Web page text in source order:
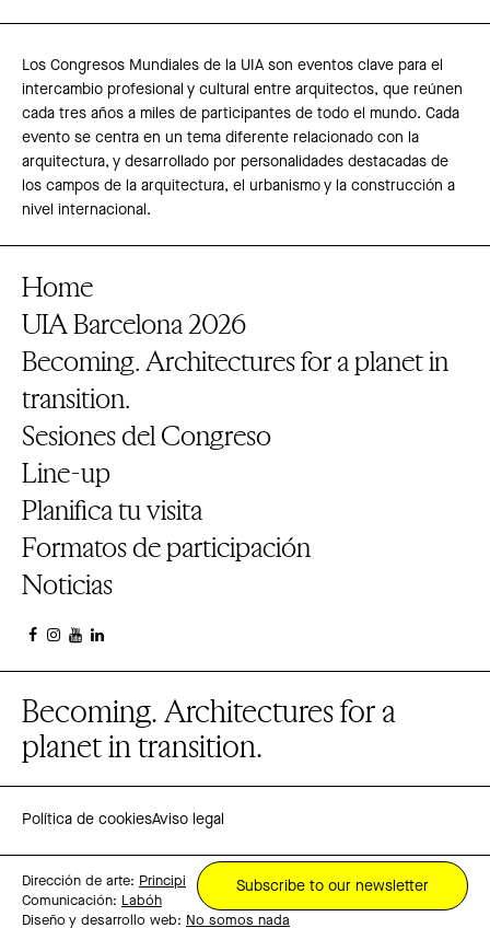
Los Congresos Mundiales de la UIA son eventos clave para el
intercambio profesional y cultural entre arquitectos, que reúnen
cada tres años a miles de participantes de todo el mundo. Cada
evento se centra en un tema diferente relacionado con la
arquitectura, y desarrollado por personalidades destacadas de
los campos de la arquitectura, el urbanismo y la construcción a
nivel internacional.
Home
UIA Barcelona 2026
Becoming. Architectures for a planet in
transition.
Sesiones del Congreso
Line-up
Planifica tu visita
Formatos de participación
Noticias
Becoming. Architectures for a
planet in transition.
Política de cookiesAviso legal
Dirección de arte: Principi
Comunicación: Labóh
Diseño y desarrollo web: No somos nada
Subscribe to our newsletter